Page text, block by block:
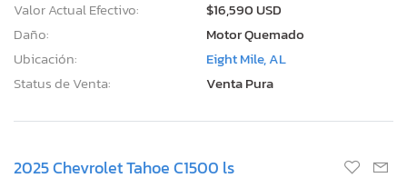
Valor Actual Efectivo:
$16,590 USD
Daño:
Motor Quemado
Ubicación:
Eight Mile, AL
Status de Venta:
Venta Pura
2025 Chevrolet Tahoe C1500 ls